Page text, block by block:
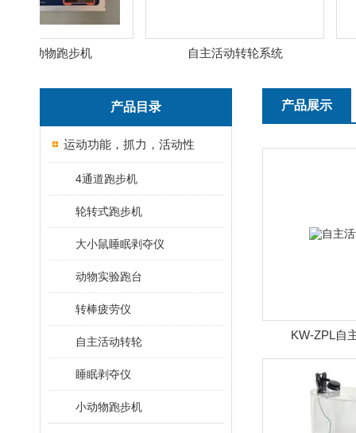
度动物跑步机 自主活动转轮系统
产品目录
运动功能，抓力，活动性
4通道跑步机
轮转式跑步机
大小鼠睡眠剥夺仪
动物实验跑台
转棒疲劳仪
自主活动转轮
睡眠剥夺仪
小动物跑步机
产品展示
KW-ZPL自